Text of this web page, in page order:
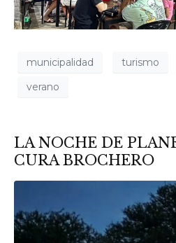
municipalidad turismo
verano
LA NOCHE DE
CURA BROCHERO